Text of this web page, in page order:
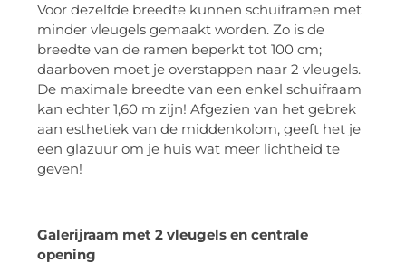
Voor dezelfde breedte kunnen schuiframen met
minder vleugels gemaakt worden. Zo is de
breedte van de ramen beperkt tot 100 cm;
daarboven moet je overstappen naar 2 vleugels.
De maximale breedte van een enkel schuifraam
kan echter 1,60 m zijn! Afgezien van het gebrek
aan esthetiek van de middenkolom, geeft het je
een glazuur om je huis wat meer lichtheid te
geven!
Galerijraam met 2 vleugels en centrale
opening